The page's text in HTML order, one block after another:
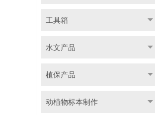
工具箱
水文产品
植保产品
动植物标本制作